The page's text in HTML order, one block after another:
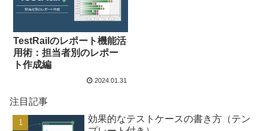
TestRailのレポート機能活
用術：担当者別のレポー
ト作成編
2024.01.31
注目記事
効果的なテストケースの書き方（テン